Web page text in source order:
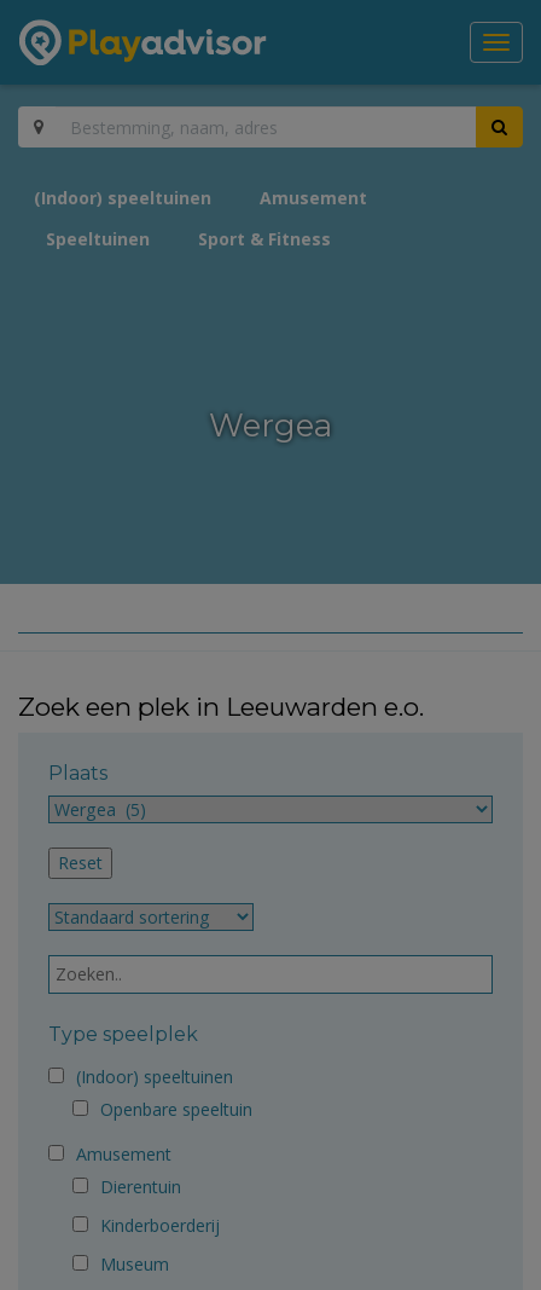
(Indoor) speeltuinen
Amusement
Speeltuinen
Sport & Fitness
Wergea
Zoek een plek in Leeuwarden e.o.
Plaats
Type speelplek
(Indoor) speeltuinen
Openbare speeltuin
Amusement
Dierentuin
Kinderboerderij
Museum